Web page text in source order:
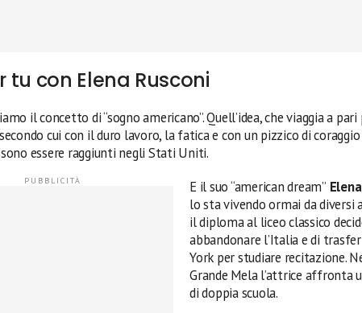
tu con Elena Rusconi
il concetto di “sogno americano”. Quell’idea, che viaggia a pari
cui con il duro lavoro, la fatica e con un pizzico di
essere raggiunti negli Stati Uniti.
E il suo “american dream”
lo sta vivendo ormai da diversi
il diploma al liceo classico
abbandonare l’Italia e di
York per studiare recitazione.
Grande Mela l’attrice affronta
di doppia scuola.